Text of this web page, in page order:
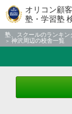
オリコン顧
塾・学習塾
塾、スクールのランキン
神沢周辺の校舎一覧